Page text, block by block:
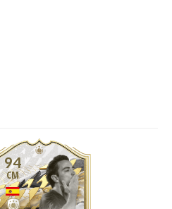
94
CM